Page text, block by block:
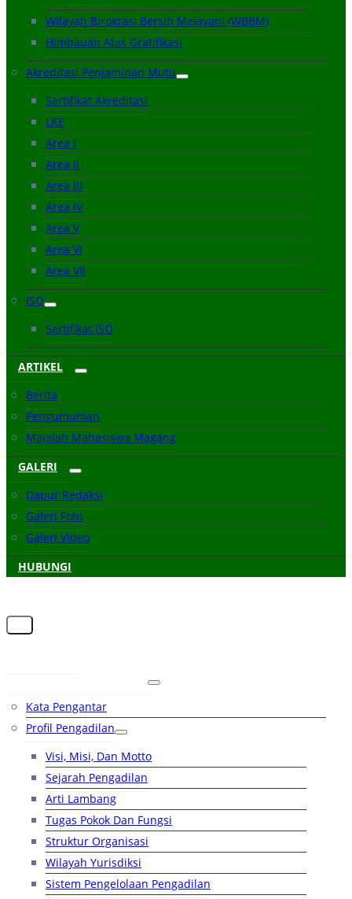
Wilayah Birokrasi Bersih Melayani (WBBM)
Himbauan Atas Gratifikasi
Akreditasi Penjaminan Mutu
Sertifikat Akreditasi
LKE
Area I
Area II
Area III
Area IV
Area V
Area VI
Area VII
ISO
Sertifikat ISO
ARTIKEL
Berita
Pengumuman
Majalah Mahasiswa Magang
GALERI
Dapur Redaksi
Galeri Foto
Galeri Video
HUBUNGI
Kata Pengantar
Profil Pengadilan
Visi, Misi, Dan Motto
Sejarah Pengadilan
Arti Lambang
Tugas Pokok Dan Fungsi
Struktur Organisasi
Wilayah Yurisdiksi
Sistem Pengelolaan Pengadilan